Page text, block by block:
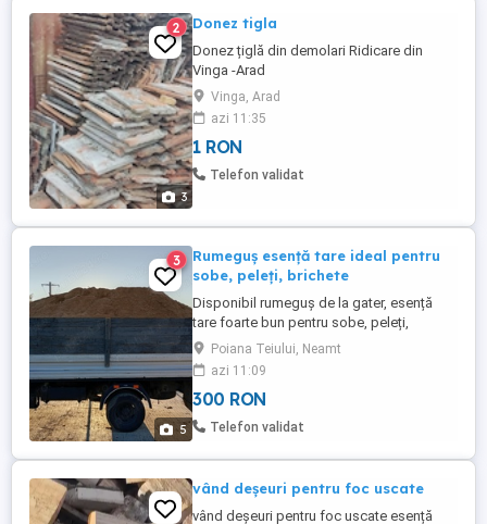
3
2 Donez tigla
Donez țiglă din demolari Ridicare din
Vinga -Arad
Vinga, Arad
azi 11:35
1 RON
Telefon validat
5
3
Rumeguș esență tare ideal pentru
sobe, peleți, brichete
Disponibil rumeguș de la gater, esență
tare foarte bun pentru sobe, peleți,
brichete etc..de asemenea și resturi de
lemn provenite din sortare esență stejar!.
Putem asigura transport in jud.iasi, Neamț,
Bacău, detalii telefonic! prețul afișat este
informativ!
Poiana Teiului, Neamt
azi 11:09
300 RON
Telefon validat
vând deșeuri pentru foc uscate
vând deșeuri pentru foc uscate esență